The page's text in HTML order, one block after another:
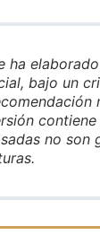
ha
bajo un
no son